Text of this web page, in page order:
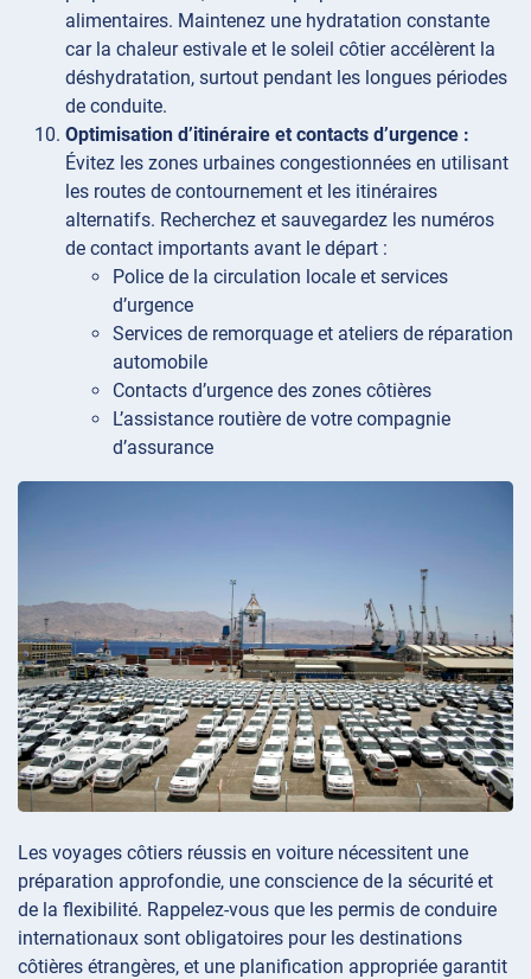
alimentaires. Maintenez une hydratation constante
car la chaleur estivale et le soleil côtier accélèrent la
déshydratation, surtout pendant les longues périodes
de conduite.
Optimisation d’itinéraire et contacts d’urgence :
Évitez les zones urbaines congestionnées en utilisant
les routes de contournement et les itinéraires
alternatifs. Recherchez et sauvegardez les numéros
de contact importants avant le départ :
Police de la circulation locale et services
d’urgence
Services de remorquage et ateliers de réparation
automobile
Contacts d’urgence des zones côtières
L’assistance routière de votre compagnie
d’assurance
Les voyages côtiers réussis en voiture nécessitent une
préparation approfondie, une conscience de la sécurité et
de la flexibilité. Rappelez-vous que les permis de conduire
internationaux sont obligatoires pour les destinations
côtières étrangères, et une planification appropriée garantit